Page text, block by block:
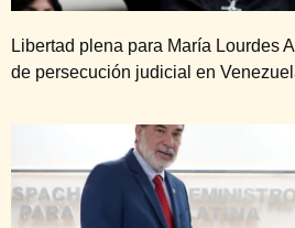
Libertad plena para María Lourdes
de persecución judicial en